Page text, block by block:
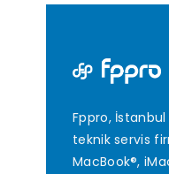
Fppro,
teknik servis
MacBook®,